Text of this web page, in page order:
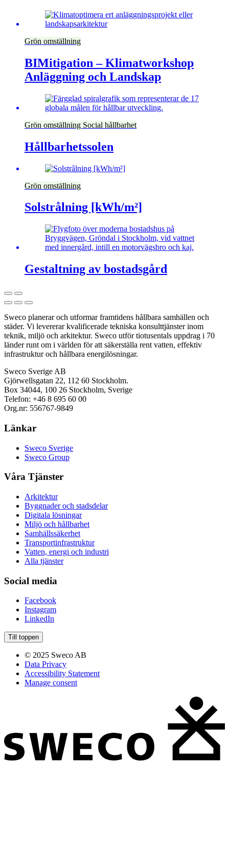
Grön omställning
BIMitigation – Klimatworkshop
Anläggning och Landskap
Grön omställning Social hållbarhet
Hållbarhetssolen
Grön omställning
Solstrålning [kWh/m²]
Gestaltning av bostadsgård
Sweco planerar och utformar framtidens hållbara samhällen och
städer. Vi levererar kvalificerade tekniska konsulttjänster inom
teknik, miljö och arkitektur. Sweco utför tiotusentals uppdrag i 70
länder runt om i världen för att säkerställa rent vatten, effektiv
infrastruktur och hållbara energilösningar.
Sweco Sverige AB
Gjörwellsgatan 22, 112 60 Stockholm.
Box 34044, 100 26 Stockholm, Sverige
Telefon: +46 8 695 60 00
Org.nr: 556767-9849
Länkar
Sweco Sverige
Sweco Group
Våra Tjänster
Arkitektur
Byggnader och stadsdelar
Digitala lösningar
Miljö och hållbarhet
Samhällssäkerhet
Transportinfrastruktur
Vatten, energi och industri
Alla tjänster
Social media
Facebook
Instagram
LinkedIn
Till toppen
© 2025 Sweco AB
Data Privacy
Accessibility Statement
Manage consent